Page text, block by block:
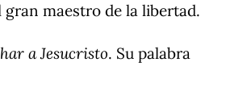
gran maestro de la libertad.
a Jesucristo. Su palabra